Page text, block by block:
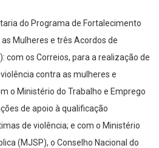
do Programa de Fortalecimento
Mulheres e três Acordos de
com os Correios, para a realização de
contra as mulheres e
o Ministério do Trabalho e Emprego
de apoio à qualificação
de violência; e com o Ministério
(MJSP), o Conselho Nacional do